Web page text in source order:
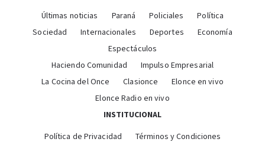
Últimas noticias Paraná Policiales
Política
Sociedad
Internacionales Deportes
Economía
Espectáculos
Haciendo Comunidad
Impulso Empresarial
La Cocina del Once
Clasionce
Elonce en vivo
Elonce Radio en vivo
INSTITUCIONAL
Política de Privacidad Términos y Condiciones